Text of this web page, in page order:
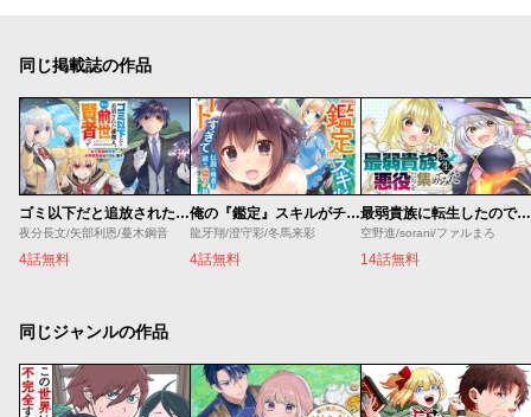
同じ掲載誌の作品
ゴミ以下だと追放された使用人、実は前世賢者です ～史上最強の賢者、世界最高峰の学園に通う～
夜分長文/矢部利恩/蔓木鋼音
4話無料
俺の『鑑定』スキルがチートすぎて
龍牙翔/澄守彩/冬馬来彩
4話無料
最弱貴族に転生したので悪役たちを集めてみた
空野進/sorani/ファルまろ
14話無料
同じジャンルの作品